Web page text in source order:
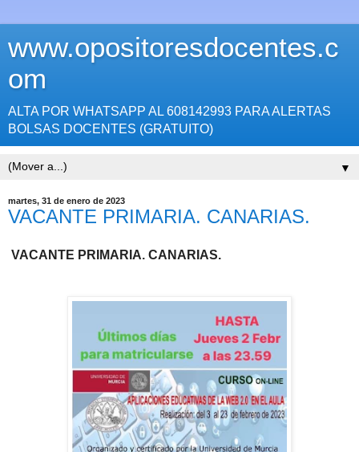
www.opositoresdocentes.c
om
ALTA POR WHATSAPP AL 608142993 PARA ALERTAS
BOLSAS DOCENTES (GRATUITO)
▼
martes, 31 de enero de 2023
VACANTE PRIMARIA. CANARIAS.
VACANTE PRIMARIA. CANARIAS.